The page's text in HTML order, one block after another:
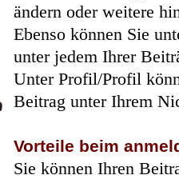
ändern oder weitere
Ebenso können Sie
unter jedem Ihrer
Unter Profil/Profil
Beitrag unter Ihrem
Vorteile beim
Sie können Ihren